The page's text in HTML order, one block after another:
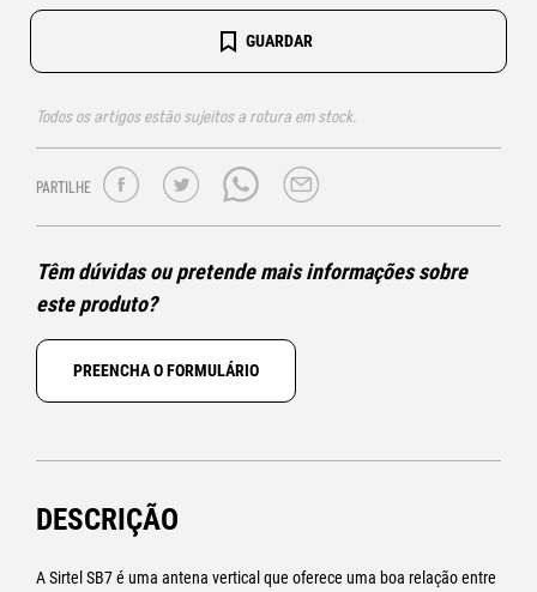
GUARDAR
Todos os artigos estão sujeitos a rotura em stock.
PARTILHE
Têm dúvidas ou pretende mais informações sobre
este produto?
PREENCHA O FORMULÁRIO
DESCRIÇÃO
A Sirtel SB7 é uma antena vertical que oferece uma boa relação entre